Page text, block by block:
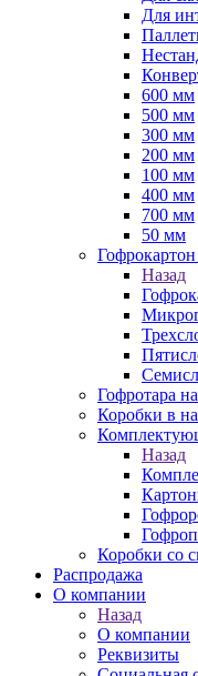
Для
600 мм
500 мм
300 мм
200 мм
100 мм
400 мм
700 мм
50 мм
Назад
Гофротара на
Коробки в
Назад
Коробки со
Распродажа
О компании
Назад
О компании
Реквизиты